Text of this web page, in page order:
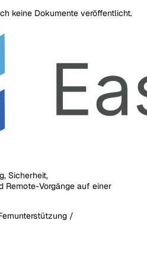
keine Dokumente veröffentlicht.
Sicherheit,
Remote-Vorgänge auf einer
/